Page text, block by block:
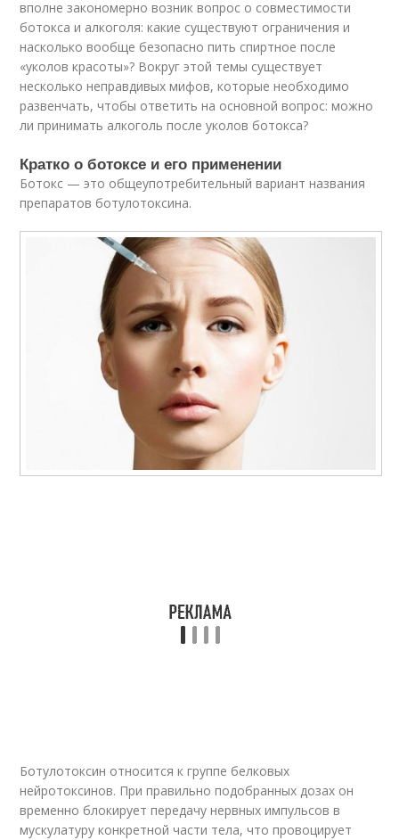
вполне закономерно возник вопрос о совместимости
ботокса и алкоголя: какие существуют ограничения и
насколько вообще безопасно пить спиртное после
«уколов красоты»? Вокруг этой темы существует
несколько неправдивых мифов, которые необходимо
развенчать, чтобы ответить на основной вопрос: можно
ли принимать алкоголь после уколов ботокса?
Кратко о ботоксе и его применении
Ботокс — это общеупотребительный вариант названия
препаратов ботулотоксина.
Ботулотоксин относится к группе белковых
нейротоксинов. При правильно подобранных дозах он
временно блокирует передачу нервных импульсов в
мускулатуру конкретной части тела, что провоцирует